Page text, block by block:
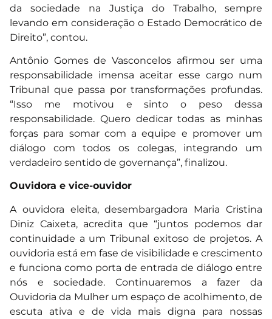
da sociedade na Justiça do Trabalho, sempre
levando em consideração o Estado Democrático de
Direito”, contou.
Antônio Gomes de Vasconcelos afirmou ser uma
responsabilidade imensa aceitar esse cargo num
Tribunal que passa por transformações profundas.
“Isso me motivou e sinto o peso dessa
responsabilidade. Quero dedicar todas as minhas
forças para somar com a equipe e promover um
diálogo com todos os colegas, integrando um
verdadeiro sentido de governança”, finalizou.
Ouvidora e vice-ouvidor
A ouvidora eleita, desembargadora Maria Cristina
Diniz Caixeta, acredita que “juntos podemos dar
continuidade a um Tribunal exitoso de projetos. A
ouvidoria está em fase de visibilidade e crescimento
e funciona como porta de entrada de diálogo entre
nós e sociedade. Continuaremos a fazer da
Ouvidoria da Mulher um espaço de acolhimento, de
escuta ativa e de vida mais digna para nossas